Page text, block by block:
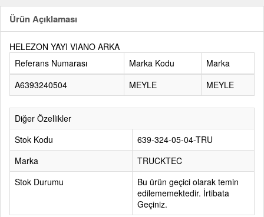
Ürün Açıklaması
HELEZON YAYI VIANO ARKA
Referans Numarası
Marka Kodu
Marka
A6393240504
MEYLE MEYLE
Diğer Özellikler
Stok Kodu
639-324-05-04-TRU
Marka
TRUCKTEC
Stok Durumu
Bu ürün geçici olarak temin
edilememektedir. İrtibata
Geçiniz.